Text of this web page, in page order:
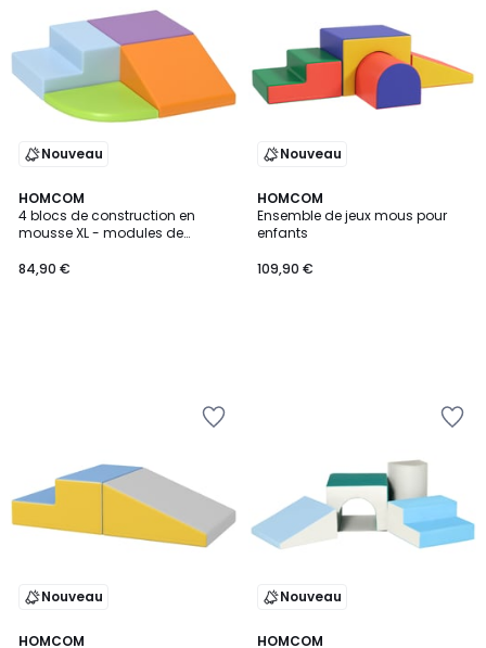
Nouveau
HOMCOM
4 blocs de construction en
mousse XL - modules de
84,90 €
Nouveau
HOMCOM
Ensemble de jeux mous pour
enfants
109,90 €
Nouveau
HOMCOM
Nouveau
HOMCOM